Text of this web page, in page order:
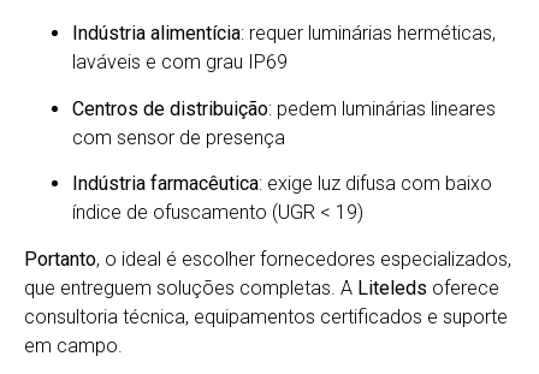
Indústria alimentícia: requer luminárias herméticas,
laváveis e com grau IP69
Centros de distribuição: pedem luminárias lineares
com sensor de presença
Indústria farmacêutica: exige luz difusa com baixo
índice de ofuscamento (UGR < 19)
Portanto, o ideal é escolher fornecedores especializados,
que entreguem soluções completas. A Liteleds oferece
consultoria técnica, equipamentos certificados e suporte
em campo.